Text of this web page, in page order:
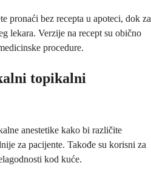
pronaći bez recepta u apoteci, dok za
lekara. Verzije na recept su obično
procedure.
topikalni
anestetike kako bi različite
za pacijente. Takođe su korisni za
kod kuće.